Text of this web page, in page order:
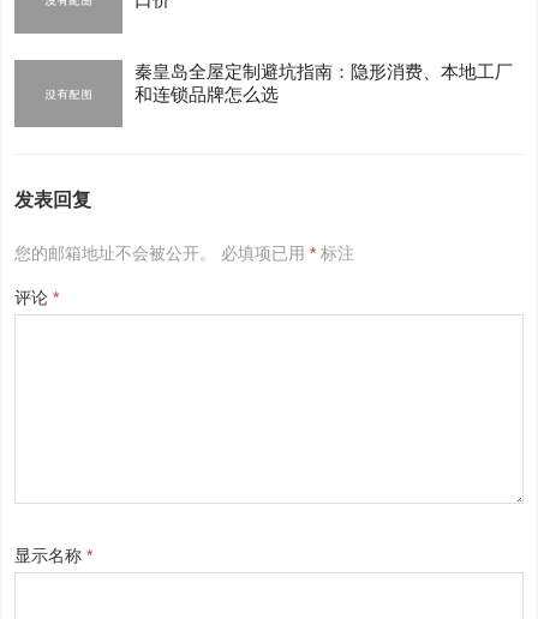
秦皇岛全屋定制避坑指南：隐形消费、本地工厂
和连锁品牌怎么选
发表回复
您的邮箱地址不会被公开。 必填项已用* 标注
评论*
显示名称*